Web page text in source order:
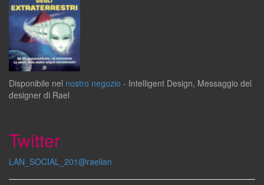
Disponibile nel nostro negozio - Intelligent Design, Messaggio del
designer di Rael
Twitter
LAN_SOCIAL_201@raelian